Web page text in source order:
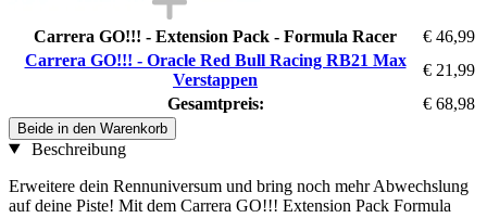
Carrera GO!!! - Extension Pack - Formula Racer
€ 46,99
Carrera GO!!! - Oracle Red Bull Racing RB21 Max
Verstappen
€ 21,99
Gesamtpreis:
€ 68,98
Beide in den Warenkorb
Beschreibung
Erweitere dein Rennuniversum und bring noch mehr Abwechslung
auf deine Piste! Mit dem Carrera GO!!! Extension Pack Formula